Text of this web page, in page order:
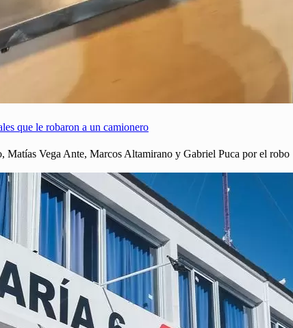
que le robaron a un camionero
Matías Vega Ante, Marcos Altamirano y Gabriel Puca por el robo